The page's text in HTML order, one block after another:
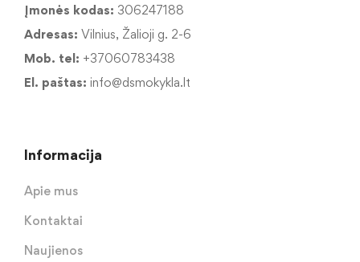
Įmonės kodas: 306247188
Adresas: Vilnius, Žalioji g. 2-6
Mob. tel: +37060783438
El. paštas: info@dsmokykla.lt
Informacija
Apie mus
Kontaktai
Naujienos